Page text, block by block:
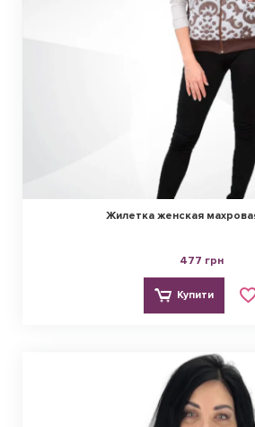
Важливо, що аудиторії запропоновано
стандартних до великих розмірів одягу.
комплекції завжди зможуть знайти
вироби. Також цінується регулярне
Сучасний онлайн-магазин Софія Текстиль
політику персонального підходу до
Забезпечуються повноцінний
оптимізація вибору трикотажних виробів.
українського виробника оптом та в роздріб.
Жилетка женская
477 грн
Купити